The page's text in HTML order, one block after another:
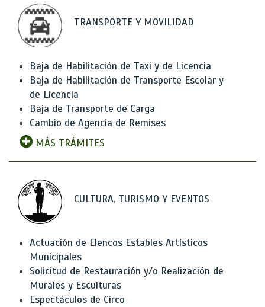
TRANSPORTE Y MOVILIDAD
Baja de Habilitación de Taxi y de Licencia
Baja de Habilitación de Transporte Escolar y
de Licencia
Baja de Transporte de Carga
Cambio de Agencia de Remises
MÁS TRÁMITES
CULTURA, TURISMO Y EVENTOS
Actuación de Elencos Estables Artísticos
Municipales
Solicitud de Restauración y/o Realización de
Murales y Esculturas
Espectáculos de Circo